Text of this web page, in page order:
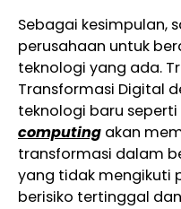
Sebagai kesimpulan,
perusahaan untuk
teknologi yang ada.
Transformasi Digital
teknologi baru seperti
computing akan
transformasi dalam
yang tidak mengikuti
berisiko tertinggal